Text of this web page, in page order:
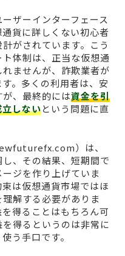
ザーインターフェース
貨に詳しくない初心者
がされています。こう
体制は、正当な仮想通
ませんが、詐欺業者が
。多くの利用者は、安
、最終的には資金を引
しないという問題に直
）は、
、その結果、短期間で
ジを作り上げていま
は仮想通貨市場ではほ
解する必要がありま
得ることはもちろん可
得るというのは非常に
う手口です。